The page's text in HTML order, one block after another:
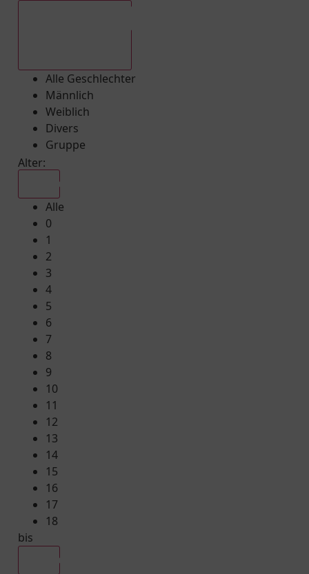
Alle Geschlechter
Männlich
Weiblich
Divers
Gruppe
Alter:
Alle
0
1
2
3
4
5
6
7
8
9
10
11
12
13
14
15
16
17
18
bis